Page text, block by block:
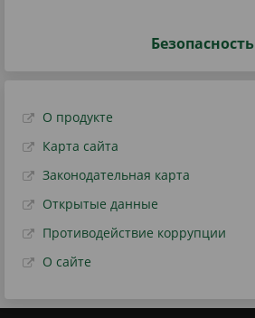
Безопасность
О продукте
Карта сайта
Законодательная карта
Открытые данные
Противодействие коррупции
О сайте